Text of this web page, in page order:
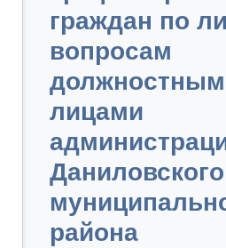
граждан по
вопросам
лицами
Даниловского
района